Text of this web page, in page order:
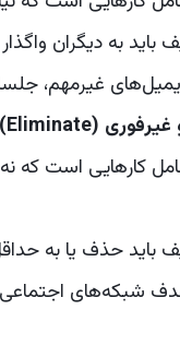
باید به دیگران
غیرمهم،
(Eliminate)
کارهایی است که
باید حذف یا به
شبکه‌های